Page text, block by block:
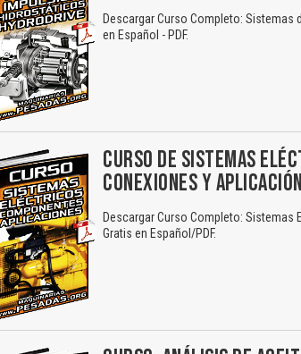
Descargar Curso Completo: Sistemas
en Español - PDF.
CURSO DE SISTEMAS
CONEXIONES Y APLICACIÓN
Descargar Curso Completo:
Gratis en Español/PDF.